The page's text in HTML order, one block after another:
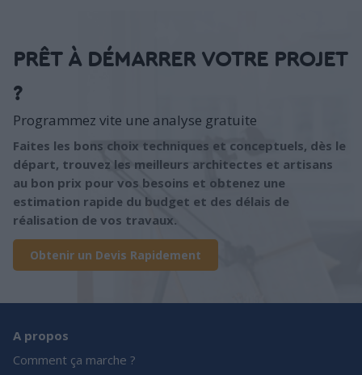
PRÊT À DÉMARRER VOTRE PROJET
?
Programmez vite une analyse gratuite
Faites les bons choix techniques et conceptuels, dès le
départ, trouvez les meilleurs architectes et artisans
au bon prix pour vos besoins et obtenez une
estimation rapide du budget et des délais de
réalisation de vos travaux.
Obtenir un Devis Rapidement
A propos
Comment ça marche ?